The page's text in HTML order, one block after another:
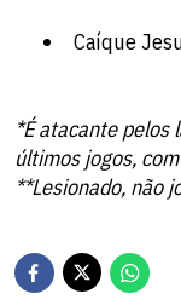
Caíque
*É atacante pelos
últimos jogos,
**Lesionado, não